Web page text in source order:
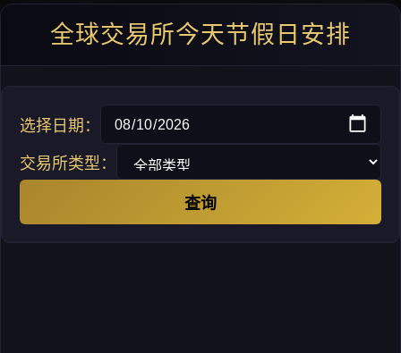
全球交易所今天节假日安排
选择日期：
交易所类型：
查询